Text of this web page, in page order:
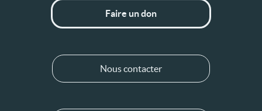
Faire un don
Nous contacter